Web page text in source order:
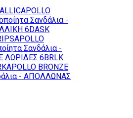
APOLLO
Σανδάλια -
6DASK
APOLLO
Σανδάλια -
6BRLK
APOLLO BRONZE
- ΑΠΟΛΛΩΝΑΣ